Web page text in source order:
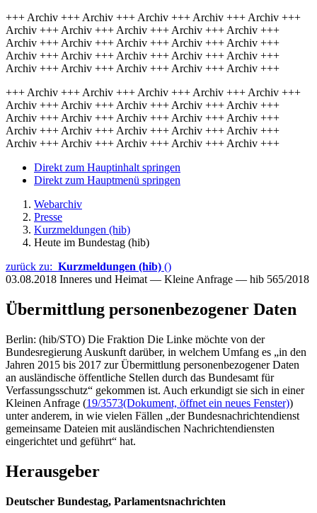
+++ Archiv +++ Archiv +++ Archiv +++ Archiv +++ Archiv +++
Archiv +++ Archiv +++ Archiv +++ Archiv +++ Archiv +++
Archiv +++ Archiv +++ Archiv +++ Archiv +++ Archiv +++
Archiv +++ Archiv +++ Archiv +++ Archiv +++ Archiv +++
Archiv +++ Archiv +++ Archiv +++ Archiv +++ Archiv +++
+++ Archiv +++ Archiv +++ Archiv +++ Archiv +++ Archiv +++
Archiv +++ Archiv +++ Archiv +++ Archiv +++ Archiv +++
Archiv +++ Archiv +++ Archiv +++ Archiv +++ Archiv +++
Archiv +++ Archiv +++ Archiv +++ Archiv +++ Archiv +++
Archiv +++ Archiv +++ Archiv +++ Archiv +++ Archiv +++
Direkt zum Hauptinhalt springen
Direkt zum Hauptmenü springen
Webarchiv
Presse
Kurzmeldungen (hib)
Heute im Bundestag (hib)
zurück zu: Kurzmeldungen (hib) ()
03.08.2018 Inneres und Heimat — Kleine Anfrage — hib 565/2018
Übermittlung personenbezogener Daten
Berlin: (hib/STO) Die Fraktion Die Linke möchte von der
Bundesregierung Auskunft darüber, in welchem Umfang es „in den
Jahren 2015 bis 2017 zur Übermittlung personenbezogener Daten
an ausländische öffentliche Stellen durch das Bundesamt für
Verfassungsschutz“ gekommen ist. Auch erkundigt sie sich in einer
Kleinen Anfrage (19/3573(Dokument, öffnet ein neues Fenster))
unter anderem, in wie vielen Fällen „der Bundesnachrichtendienst
gemeinsame Dateien mit ausländischen Nachrichtendiensten
eingerichtet und geführt“ hat.
Herausgeber
Deutscher Bundestag, Parlamentsnachrichten